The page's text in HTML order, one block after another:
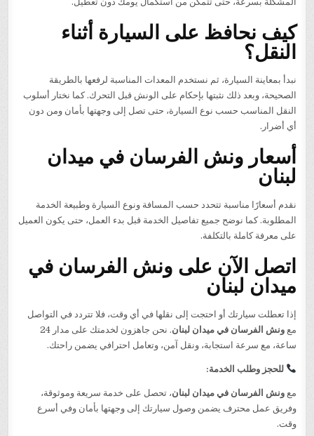
كيف نحافظ على السيارة أثناء
النقل؟
نبدأ بمعاينة السيارة، ثم نستخدم المعدات المناسبة لرفعها بالطريقة
الصحيحة، وبعد ذلك نثبتها بإحكام على الونش قبل التحرك. كما نختار أسلوب
النقل المناسب حسب نوع السيارة، حتى تصل إلى وجهتها بأمان ومن دون
أي أضرار.
أسعار ونش الفرسان في ميدان
لبنان
نقدم أسعارًا مناسبة تتحدد حسب المسافة ونوع السيارة وطبيعة الخدمة
المطلوبة. كما نوضح جميع تفاصيل الخدمة قبل بدء العمل، حتى يكون العميل
على معرفة كاملة بالتكلفة.
اتصل الآن على ونش الفرسان في
ميدان لبنان
إذا تعطلت سيارتك أو احتجت إلى نقلها في أي وقت، فلا تتردد في التواصل
معونش الفرسان في ميدان لبنان
. نحن جاهزون لخدمتك على مدار 24
ساعة، مع سرعة استجابة، ونقل آمن، وتعامل احترافي يضمن راحتك.
للحجز وطلب الخدمة:
معونش الفرسان في ميدان لبنان، تحصل على خدمة سريعة وموثوقة،
وفريق عمل محترف يضمن وصول سيارتك إلى وجهتها بأمان وفي أسرع
وقت.